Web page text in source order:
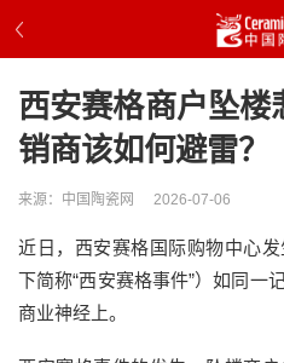
西安赛格商户坠楼
销商该如何避雷？
来源：中国陶瓷网 2026-07-06
近日，西安赛格国际购物中心
下简称“西安赛格事件”）如同一
商业神经上。